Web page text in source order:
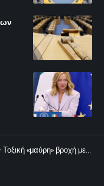
Τοξική «μαύρη» βροχή μετά το πλήγμα σε εγκαταστάσεις πετρελαίου